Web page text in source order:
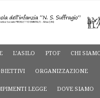
L’ASILO PTOF CHI
ORGANIZZAZIONE
LEGGE DOVE SIAMO